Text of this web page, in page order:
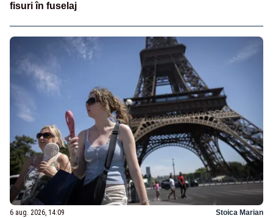
fisuri în fuselaj
6 aug. 2026, 14:09 Stoica Marian